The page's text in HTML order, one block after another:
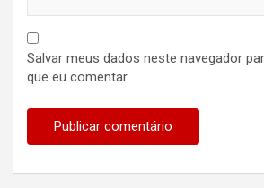
Salvar meus dados neste navegador
que eu comentar.